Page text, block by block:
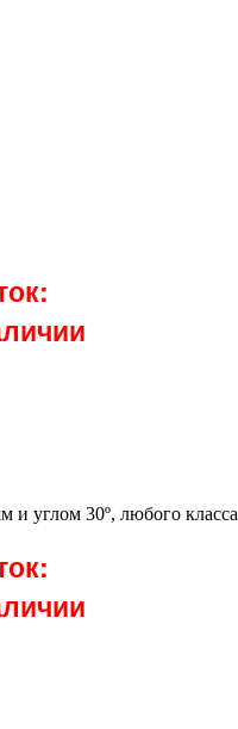
углом 30º, любого